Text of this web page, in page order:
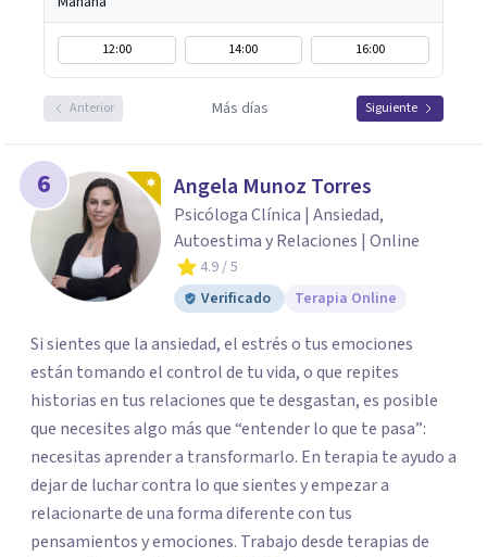
12:00 14:00 16:00
Anterior Más días Siguiente
6 Angela Munoz Torres
Psicóloga Clínica | Ansiedad,
Autoestima y Relaciones | Online
4.9/ 5
Verificado
Terapia Online
Si sientes que la ansiedad, el estrés o tus emociones
están tomando el control de tu vida, o que repites
historias en tus relaciones que te desgastan, es posible
que necesites algo más que “entender lo que te pasa”:
necesitas aprender a transformarlo. En terapia te ayudo a
dejar de luchar contra lo que sientes y empezar a
relacionarte de una forma diferente con tus
pensamientos y emociones. Trabajo desde terapias de